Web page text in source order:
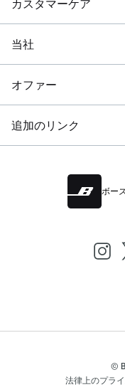
カスタマーケア
当社
オファー
追加のリンク
ボー
©
法律上のプラ